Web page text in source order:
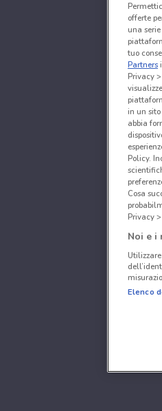
offerte
una
tuo
Partners
Privacy
in un
abbia
Policy.
Cosa
Privacy
Noi e i
Elenco